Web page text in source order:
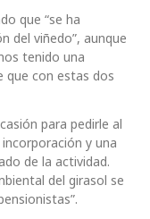
que “se ha
del viñedo”, aunque
tenido una
que con estas dos
para pedirle al
y una
de la actividad.
del girasol se